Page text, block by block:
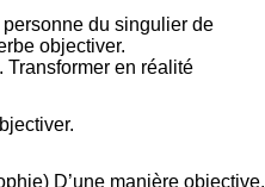
du singulier de
objectiver.
Transformer en réalité
D’une manière objective,